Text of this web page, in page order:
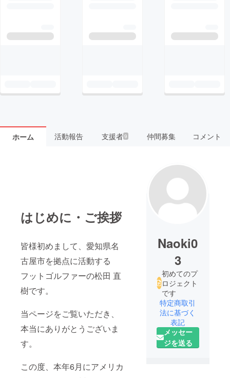
ホーム 活動報告 支援者9 仲間募集 コメント
はじめに・ご挨拶
皆様初めまして、愛知県名
古屋市を拠点に活動する
フットゴルファーの松田 直
樹です。
当ページをご覧いただき、
本当にありがとうございま
す。
この度、本年6月にアメリカ
Naoki0
3
初めてのプ
ロジェクト
です
特定商取引
法に基づく
表記
メッセー
ジを送る